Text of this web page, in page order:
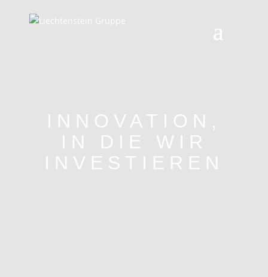
INNOVATION,
IN DIE WIR
INVESTIEREN